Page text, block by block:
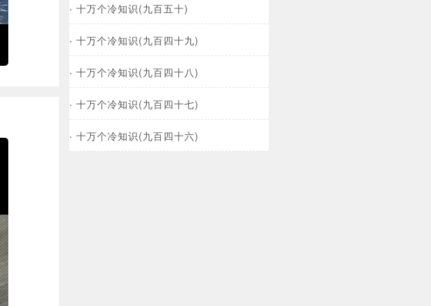
· 十万个冷知识(九百五十)
· 十万个冷知识(九百四十九)
· 十万个冷知识(九百四十八)
· 十万个冷知识(九百四十七)
· 十万个冷知识(九百四十六)